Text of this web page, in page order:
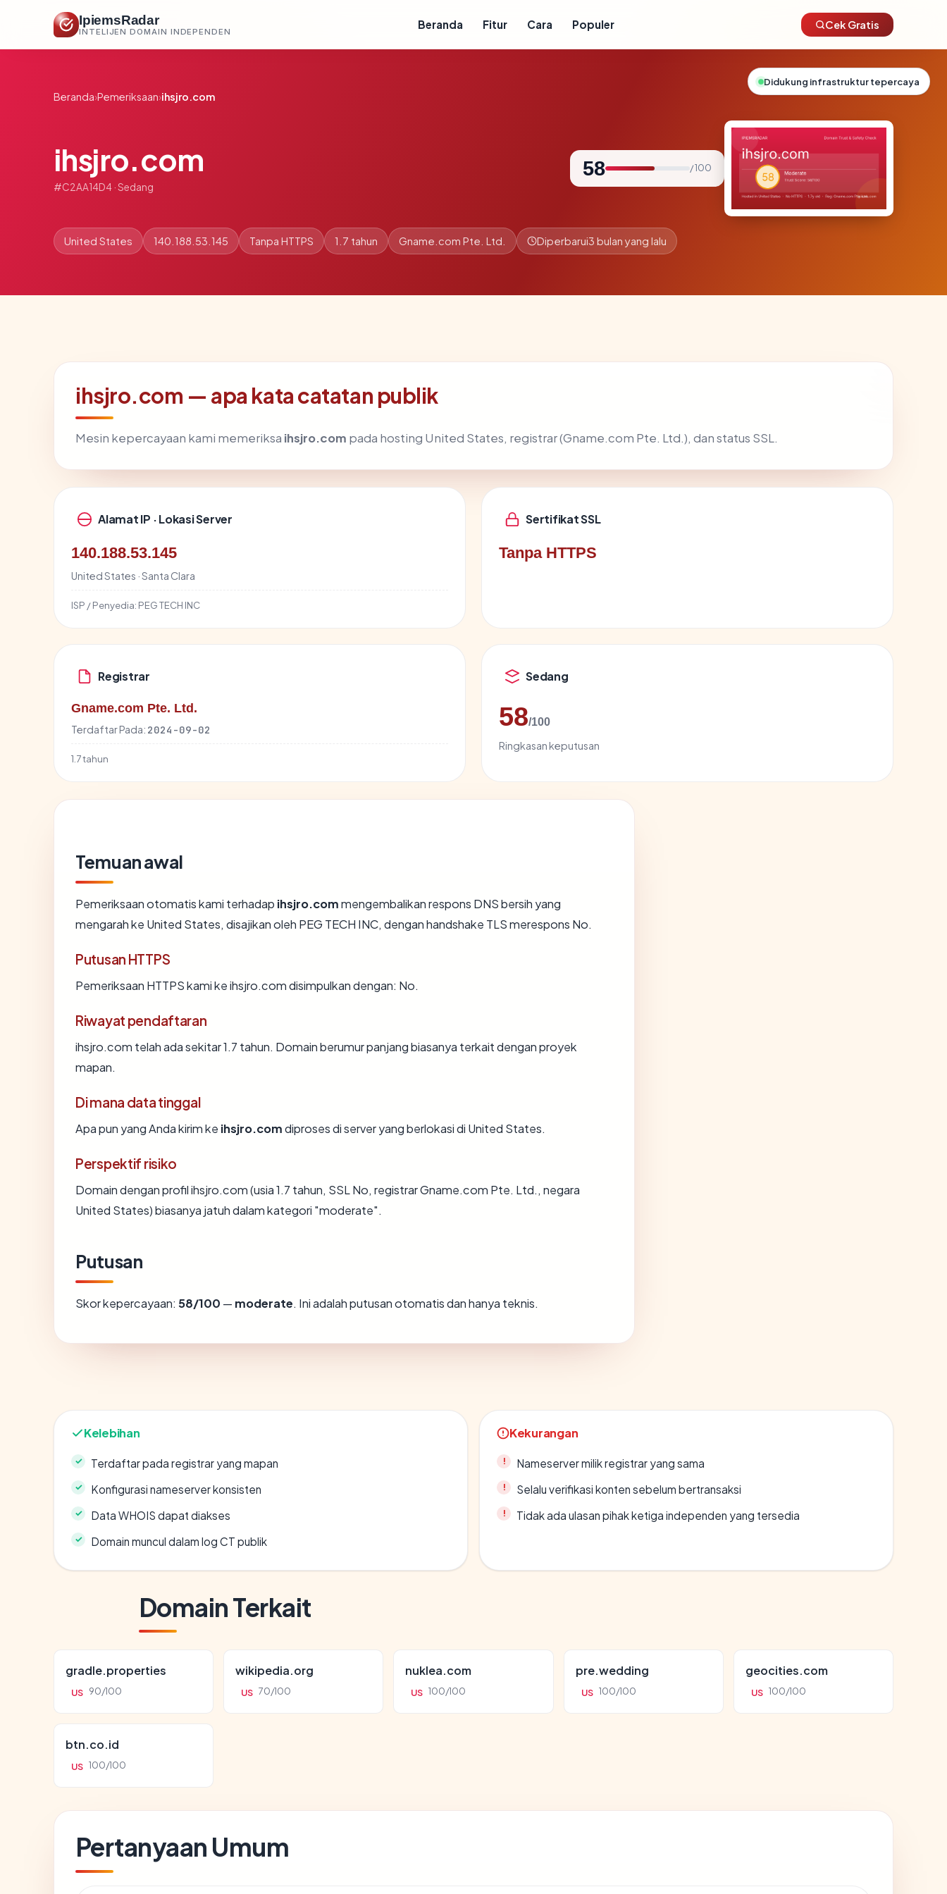
IpiemsRadar
INTELIJEN DOMAIN INDEPENDEN
Beranda Fitur Cara Populer Cek Gratis
Beranda›Pemeriksaan›ihsjro.com
ihsjro.com
#C2AA14D4 · Sedang
58 / 100
United States 140.188.53.145 Tanpa HTTPS 1.7 tahun Gname.com Pte. Ltd. Diperbarui3 bulan yang lalu
ihsjro.com — apa kata catatan publik
Mesin kepercayaan kami memeriksa ihsjro.com pada hosting United States, registrar (Gname.com Pte. Ltd.), dan status SSL.
Alamat IP · Lokasi Server
140.188.53.145
United States · Santa Clara
ISP / Penyedia: PEG TECH INC
Sertifikat SSL
Tanpa HTTPS
Registrar
Gname.com Pte. Ltd.
Terdaftar Pada: 2024-09-02
1.7 tahun
Sedang
58/100
Ringkasan keputusan
Temuan awal
Pemeriksaan otomatis kami terhadap ihsjro.commengembalikan respons DNS bersih yang
mengarah ke United States, disajikan oleh PEG TECH INC, dengan handshake TLS merespons No.
Putusan HTTPS
Pemeriksaan HTTPS kami ke ihsjro.com disimpulkan dengan: No.
Riwayat pendaftaran
ihsjro.com telah ada sekitar 1.7 tahun. Domain berumur panjang biasanya terkait dengan proyek
mapan.
Di mana data tinggal
Apa pun yang Anda kirim ke ihsjro.comdiproses di server yang berlokasi di United States.
Perspektif risiko
Domain dengan profil ihsjro.com (usia 1.7 tahun, SSL No, registrar Gname.com Pte. Ltd., negara
United States) biasanya jatuh dalam kategori "moderate".
Putusan
Skor kepercayaan: 58/100 — moderate. Ini adalah putusan otomatis dan hanya teknis.
Kelebihan
Terdaftar pada registrar yang mapan
Konfigurasi nameserver konsisten
Data WHOIS dapat diakses
Domain muncul dalam log CT publik
Kekurangan
Nameserver milik registrar yang sama
Selalu verifikasi konten sebelum bertransaksi
Tidak ada ulasan pihak ketiga independen yang tersedia
Domain Terkait
gradle.properties
US 90/100
wikipedia.org
US 70/100
nuklea.com
US 100/100
pre.wedding
US 100/100
geocities.com
US 100/100
btn.co.id
US 100/100
Pertanyaan Umum
Didukung infrastruktur tepercaya